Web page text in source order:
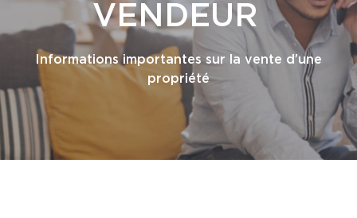
VENDEUR
Informations importantes sur la vente d’une
propriété